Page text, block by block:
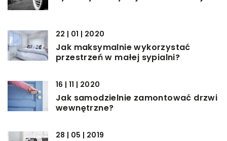
22 | 01 | 2020
Jak maksymalnie wykorzystać
przestrzeń w małej sypialni?
16 | 11 | 2020
Jak samodzielnie zamontować drzwi
wewnętrzne?
28 | 05 | 2019